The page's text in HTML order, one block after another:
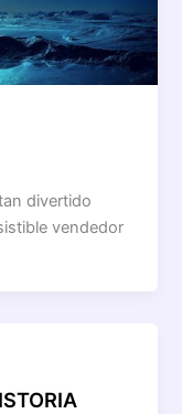
divertido
vendedor